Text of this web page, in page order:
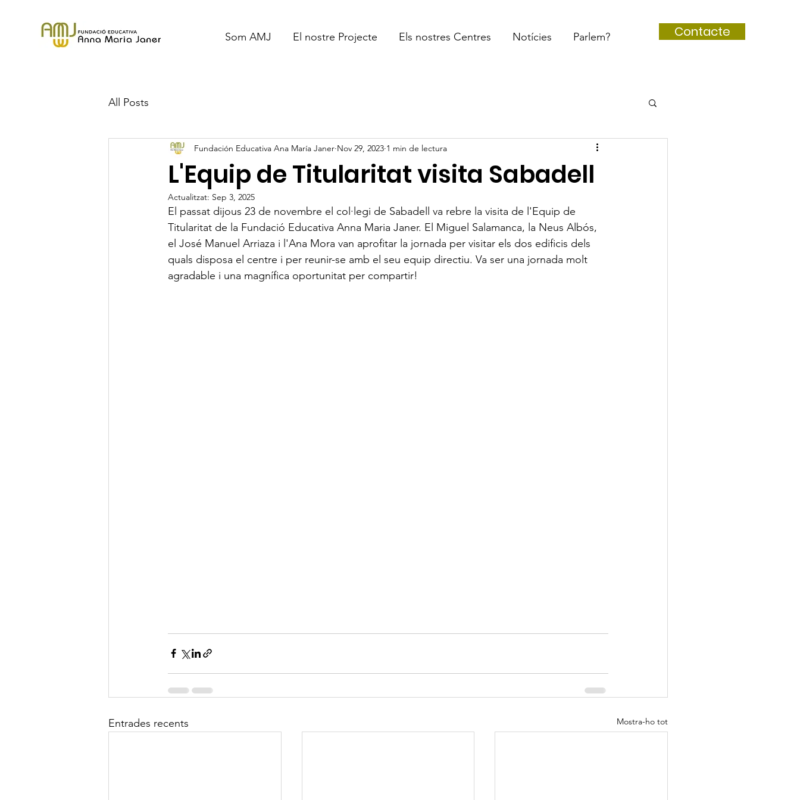
Som AMJ El nostre Projecte Els nostres Centres Notícies Parlem? Contacte
All Posts
L'Equip de Titularitat visita Sabadell
Fundación Educativa Ana María Janer Nov 29, 2023 1 min de lectura
Actualitzat: Sep 3, 2025
El passat dijous 23 de novembre el col·legi de Sabadell va rebre la visita de l'Equip de
Titularitat de la Fundació Educativa Anna Maria Janer. El Miguel Salamanca, la Neus Albós,
el José Manuel Arriaza i l'Ana Mora van aprofitar la jornada per visitar els dos edificis dels
quals disposa el centre i per reunir-se amb el seu equip directiu. Va ser una jornada molt
agradable i una magnífica oportunitat per compartir!
Entrades recents Mostra-ho tot